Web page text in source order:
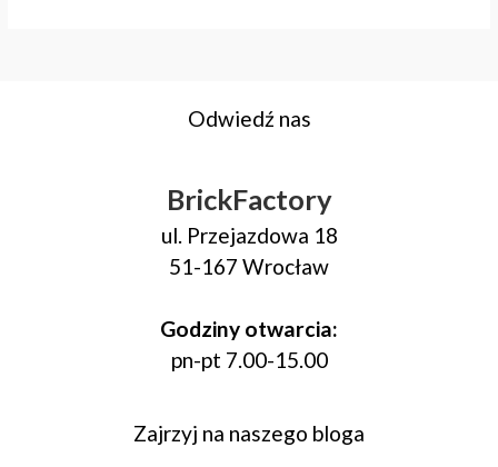
Odwiedź nas
BrickFactory
ul. Przejazdowa 18
51-167 Wrocław
Godziny otwarcia:
pn-pt 7.00-15.00
Zajrzyj na naszego bloga